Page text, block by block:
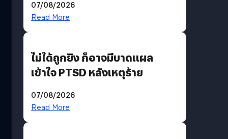
07/08/2026
Read More
ไม่ได้ถูกยิง ก็อาจมีบาดแผล
เข้าใจ PTSD หลังเหตุร้าย
07/08/2026
Read More